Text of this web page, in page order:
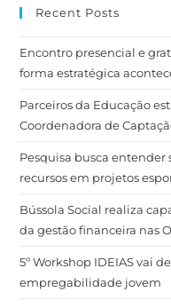
Recent Posts
Encontro presencial e
forma estratégica
Parceiros da Educação
Coordenadora de
Pesquisa busca entender
recursos em projetos
Bússola Social realiza
da gestão financeira nas
5º Workshop IDEIAS vai
empregabilidade jovem